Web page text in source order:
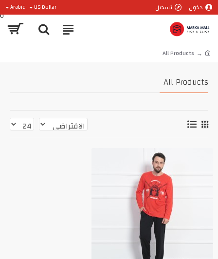
دخول تسجيل US Dollar
Arabic
0
All Products
All Products